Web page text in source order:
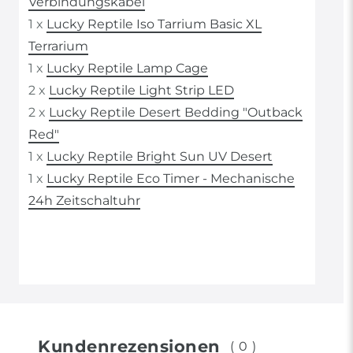
1 x Lucky Reptile Iso Tarrium Basic XL
Terrarium
1 x Lucky Reptile Lamp Cage
2 x Lucky Reptile Light Strip LED
2 x Lucky Reptile Desert Bedding "Outback
Red"
1 x Lucky Reptile Bright Sun UV Desert
1 x Lucky Reptile Eco Timer - Mechanische
24h Zeitschaltuhr
Kundenrezensionen (0)